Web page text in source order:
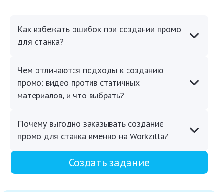
Как избежать ошибок при создании промо
для станка?
Чем отличаются подходы к созданию
промо: видео против статичных
материалов, и что выбрать?
Почему выгодно заказывать создание
промо для станка именно на Workzilla?
Создать задание